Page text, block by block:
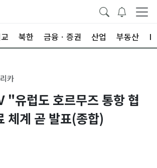
북한 금융ㆍ증권 산업 부동산
카
"유럽도 호르무즈 통항 협
계 곧 발표(종합)